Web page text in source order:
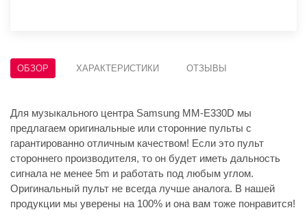
ОБЗОР ХАРАКТЕРИСТИКИ ОТЗЫВЫ
Для музыкального центра Samsung MM-E330D мы
предлагаем оригинальные или сторонние пульты с
гарантированно отличным качеством! Если это пульт
стороннего производителя, то он будет иметь дальность
сигнала не менее 5m и работать под любым углом.
Оригинальный пульт не всегда лучше аналога. В нашей
продукции мы уверены на 100% и она вам тоже понравится!